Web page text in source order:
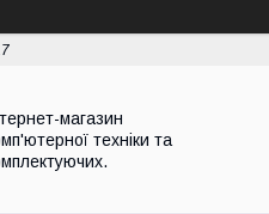
магазин
техніки та